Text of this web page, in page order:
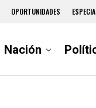
OPORTUNIDADES
Nación